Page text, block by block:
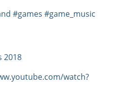
#games #game_music
2018
watch?